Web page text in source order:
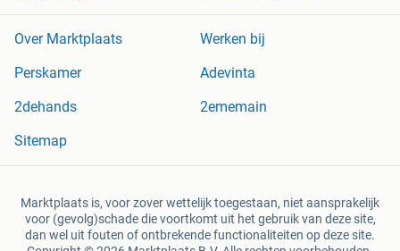
Over Marktplaats
Werken bij
Perskamer
Adevinta
2dehands
2ememain
Sitemap
Marktplaats is, voor zover wettelijk toegestaan, niet aansprakelijk
voor (gevolg)schade die voortkomt uit het gebruik van deze site,
dan wel uit fouten of ontbrekende functionaliteiten op deze site.